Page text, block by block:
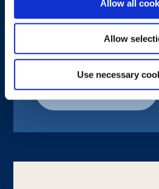
Allow all
Allow
Use necessary
Una plataforma tipo pupitre
mediano para diversas
modulares rentables hasta
avanzadas con seguridad
Explorar Mini